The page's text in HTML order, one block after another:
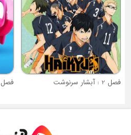
فصل 2 : آبشار سرنوشت فصل 1 : دیپا و آنوپ